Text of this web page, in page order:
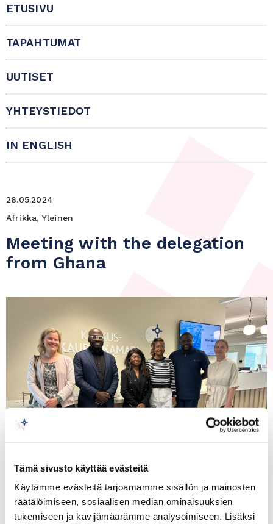
Tämä sivusto käyttää evästeitä
Käytämme evästeitä tarjoamamme sisällön ja mainosten
räätälöimiseen, sosiaalisen median ominaisuuksien
tukemiseen ja kävijämäärämme analysoimiseen. Lisäksi
ETUSIVU
TAPAHTUMAT
UUTISET
YHTEYSTIEDOT
IN ENGLISH
28.05.2024
Afrikka, Yleinen
Meeting with the delegation
from Ghana